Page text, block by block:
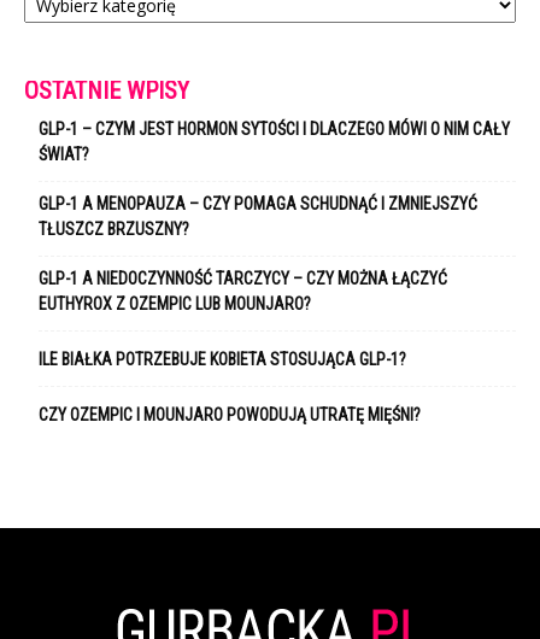
OSTATNIE WPISY
GLP-1 – CZYM JEST HORMON SYTOŚCI I DLACZEGO MÓWI O NIM CAŁY
ŚWIAT?
GLP-1 A MENOPAUZA – CZY POMAGA SCHUDNĄĆ I ZMNIEJSZYĆ
TŁUSZCZ BRZUSZNY?
GLP-1 A NIEDOCZYNNOŚĆ TARCZYCY – CZY MOŻNA ŁĄCZYĆ
EUTHYROX Z OZEMPIC LUB MOUNJARO?
ILE BIAŁKA POTRZEBUJE KOBIETA STOSUJĄCA GLP-1?
CZY OZEMPIC I MOUNJARO POWODUJĄ UTRATĘ MIĘŚNI?